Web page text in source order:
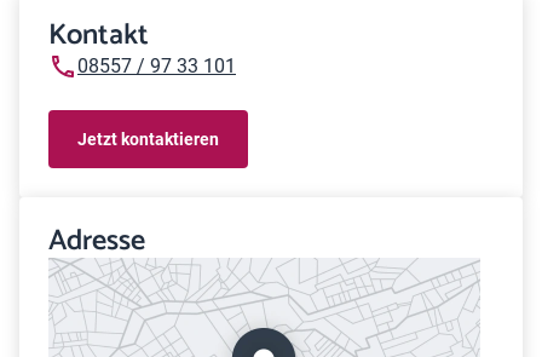
Kontakt
08557 / 97 33 101
Jetzt kontaktieren
Adresse